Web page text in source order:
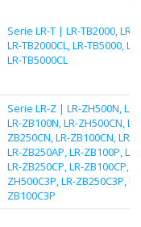
Serie LR-T | LR-TB2000, LR-
LR-TB2000CL, LR-TB5000,
LR-TB5000CL
Serie LR-Z | LR-ZH500N,
LR-ZB100N, LR-ZH500CN, LR-
ZB250CN, LR-ZB100CN, LR-
LR-ZB250AP, LR-ZB100P,
LR-ZB250CP, LR-ZB100CP,
ZH500C3P, LR-ZB250C3P,
ZB100C3P